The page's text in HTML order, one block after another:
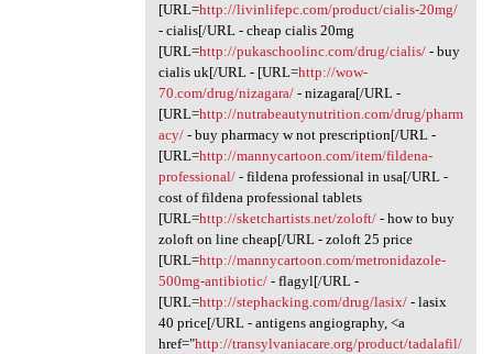
[URL=http://livinlifepc.com/product/cialis-20mg/
- cialis[/URL - cheap cialis 20mg
[URL=http://pukaschoolinc.com/drug/cialis/- buy
cialis uk[/URL - [URL=http://wow-
70.com/drug/nizagara/- nizagara[/URL -
[URL=http://nutrabeautynutrition.com/drug/pharm
acy/- buy pharmacy w not prescription[/URL -
[URL=http://mannycartoon.com/item/fildena-
professional/- fildena professional in usa[/URL -
cost of fildena professional tablets
[URL=http://sketchartists.net/zoloft/- how to buy
zoloft on line cheap[/URL - zoloft 25 price
[URL=http://mannycartoon.com/metronidazole-
500mg-antibiotic/- flagyl[/URL -
[URL=http://stephacking.com/drug/lasix/- lasix
40 price[/URL - antigens angiography, <a
href="http://transylvaniacare.org/product/tadalafil/